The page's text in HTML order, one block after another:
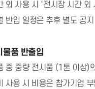
외 사용 시 ‘전시장 시간 외
반입 일정은 추후 별도 공지
물품 반출입
중 중량 전시품 (1톤 이상)
사용 시 비용은 참가기업